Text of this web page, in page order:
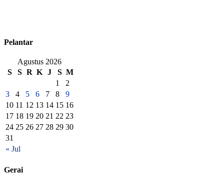
Pelantar
Agustus 2026
S
S R K J S M
« Jul
1
2
3
4 5 6 7 8
9
10 11 12 13 14 15 16
17 18 19 20 21 22 23
24 25 26 27 28 29 30
31
Gerai